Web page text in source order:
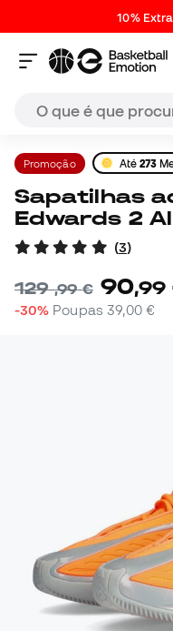
10%
Promoção Até 273
Sapatilhas adidas Anthony
Edwards 2
(3)
129,99 € 90,99
-30% Poupas 39,00 €